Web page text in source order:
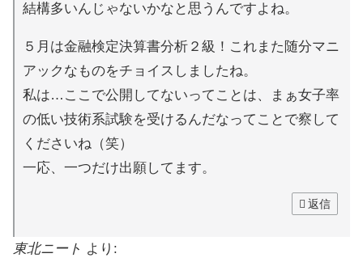
結構多いんじゃないかなと思うんですよね。
５月は金融検定決算書分析２級！これまた随分マニ
アックなものをチョイスしましたね。
私は…ここで公開してないってことは、まぁ女子率
の低い技術系試験を受けるんだなってことで察して
くださいね（笑）
一応、一つだけ出願してます。
返信
東北ニート より: